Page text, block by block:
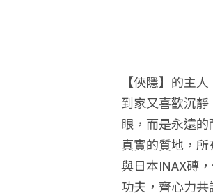
【俠隱】的主
到家又喜歡沉
眼，而是永遠
真實的質地，
與日本INAX磚
功夫，齊心力